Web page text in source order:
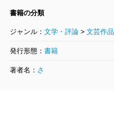
書籍の分類
ジャンル： 文学・評論 > 文芸作品
発行形態： 書籍
著者名： さ